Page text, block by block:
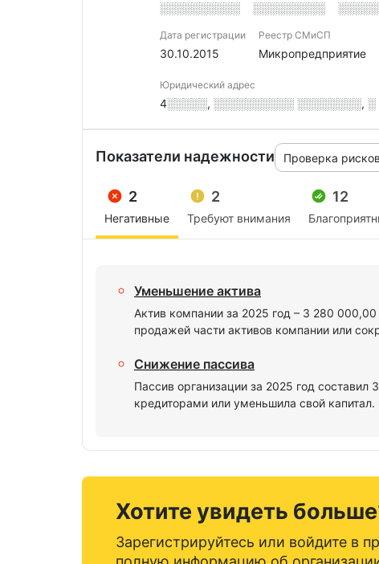
░░░░░░░░░░ ░░░░░░░░░
Дата регистрации
30.10.2015
Реестр СМиСП
Микропредприятие
Юридический адрес
4░░░░░, ░░░░░░░░░░ ░░░░░░░░,
Показатели надежности Проверка рисков
2
Негативные
2
Требуют внимания
12
Уменьшение актива
Актив компании за 2025 год – 3 280
продажей части активов компании или
Снижение пассива
Пассив организации за 2025 год
кредиторами или уменьшила свой
Хотите увидеть
Зарегистрируйтесь или войдите в